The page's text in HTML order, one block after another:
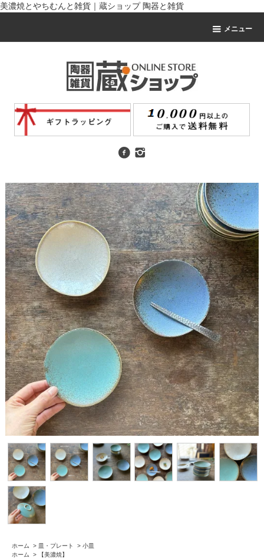
美濃焼とやちむんと雑貨｜蔵ショップ 陶器と雑貨
メニュー
ホーム > 皿・プレート > 小皿
ホーム
>
【美濃焼】